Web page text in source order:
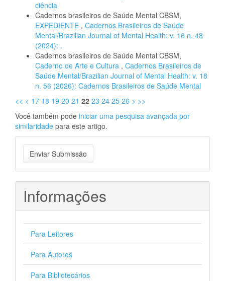
ciência
Cadernos brasileiros de Saúde Mental CBSM,
EXPEDIENTE , Cadernos Brasileiros de Saúde
Mental/Brazilian Journal of Mental Health: v. 16 n. 48
(2024): .
Cadernos brasileiros de Saúde Mental CBSM,
Caderno de Arte e Cultura , Cadernos Brasileiros de
Saúde Mental/Brazilian Journal of Mental Health: v. 18
n. 56 (2026): Cadernos Brasileiros de Saúde Mental
<< < 17 18 19 20 21 22 23 24 25 26 > >>
Você também pode iniciar uma pesquisa avançada por
similaridade para este artigo.
Enviar
Submissão
Enviar Submissão
Informações
Para Leitores
Para Autores
Para Bibliotecários